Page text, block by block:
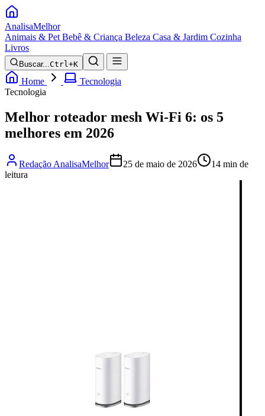
AnalisaMelhor
Animais & Pet Bebê & Criança Beleza Casa & Jardim Cozinha
Livros
Buscar...Ctrl+K
Home
Tecnologia
Tecnologia
Melhor roteador mesh Wi-Fi 6: os 5
melhores em 2026
Redação AnalisaMelhor 25 de maio de 2026
14 min de
leitura